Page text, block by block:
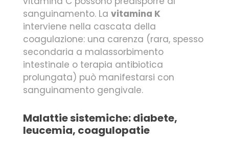
sanguinamento. La vitamina K
interviene nella cascata della
coagulazione: una carenza (rara, spesso
secondaria a malassorbimento
intestinale o terapia antibiotica
prolungata) può manifestarsi con
sanguinamento gengivale.
Malattie sistemiche: diabete,
leucemia, coagulopatie